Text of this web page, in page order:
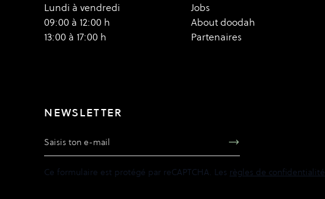
Lundi à vendredi
09:00 à 12:00 h
13:00 à 17:00 h
Jobs
About doodah
Partenaires
NEWSLETTER
Adresse e-mail
Ce formulaire est protégé par reCAPTCHA. Les règles de confidentialité